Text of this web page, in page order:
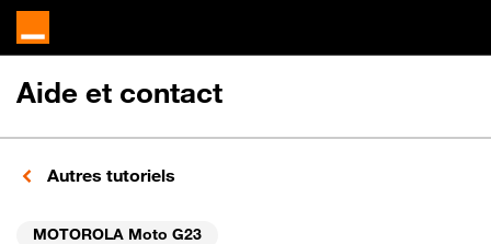
Aide et contact
Autres tutoriels
MOTOROLA Moto G23